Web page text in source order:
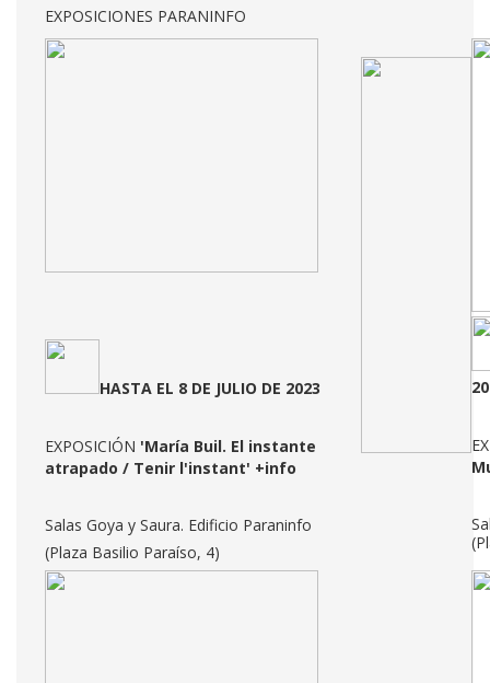
EXPOSICIONES PARANINFO
HASTA EL 8 DE JULIO DE 2023
EXPOSICIÓN 'María Buil. El instante
atrapado / Tenir l'instant' +info
Salas Goya y Saura. Edificio Paraninfo
(Plaza Basilio Paraíso, 4)